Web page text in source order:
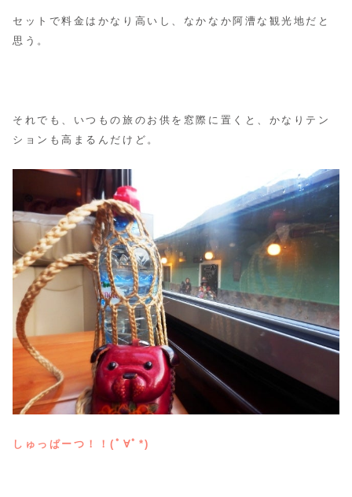
セットで料金はかなり高いし、 なかなか阿漕な観光地だと
思う。
それでも、いつもの旅のお供を窓際に置くと、かなりテン
ションも高まるんだけど。
しゅっぱーつ！！(ﾟ∀ﾟ*)